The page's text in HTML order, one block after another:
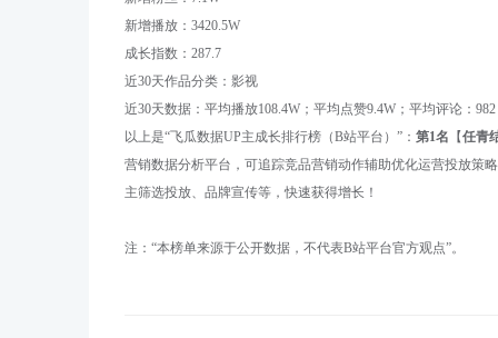
新增播放： 3420.5W
成长指数： 287.7
近30天作品分类：影视
近30天数据：平均播放108.4W；平均点赞9.4W；平均评论：
以上是“飞瓜数据UP主成长排行榜（B站平台） ”： 第1名 【任青
营销数据分析平台，可追踪竞品营销动作辅助优化运营投放策
主筛选投放、品牌宣传等 ，快速获得增长！
注： “本榜单来源于公开数据，不代表B站平台官方观点”。